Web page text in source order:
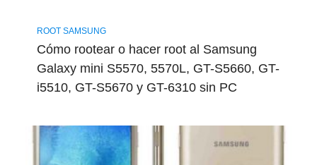
ROOT SAMSUNG
Cómo rootear o hacer root al Samsung
Galaxy mini S5570, 5570L, GT-S5660, GT-
i5510, GT-S5670 y GT-6310 sin PC